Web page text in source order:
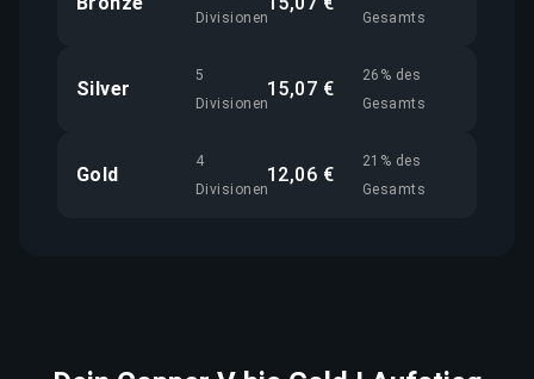
Divisionen
Gesamts
Silver
5
Divisionen
15,07 €
26% des
Gesamts
Gold
4
Divisionen
12,06 €
21% des
Gesamts